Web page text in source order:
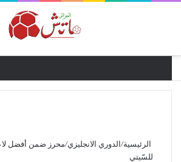
الرئيسية/الدوري الانجليزي/محرز ضمن أفضل
للسّيتي